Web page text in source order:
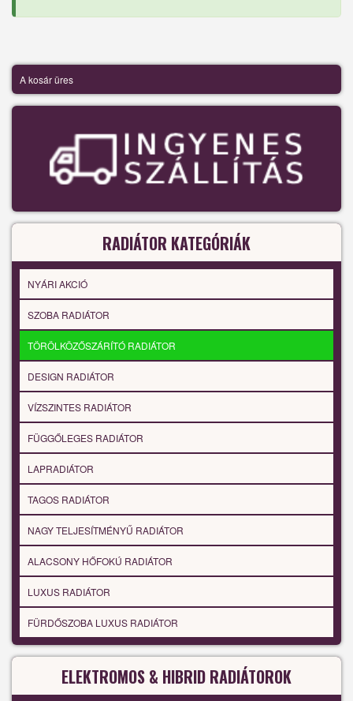
A kosár üres
RADIÁTOR KATEGÓRIÁK
NYÁRI AKCIÓ
SZOBA RADIÁTOR
TÖRÖLKÖZŐSZÁRÍTÓ RADIÁTOR
DESIGN RADIÁTOR
VÍZSZINTES RADIÁTOR
FÜGGŐLEGES RADIÁTOR
LAPRADIÁTOR
TAGOS RADIÁTOR
NAGY TELJESÍTMÉNYŰ RADIÁTOR
ALACSONY HŐFOKÚ RADIÁTOR
LUXUS RADIÁTOR
FÜRDŐSZOBA LUXUS RADIÁTOR
ELEKTROMOS & HIBRID RADIÁTOROK